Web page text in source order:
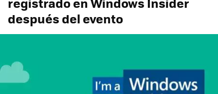
después del evento